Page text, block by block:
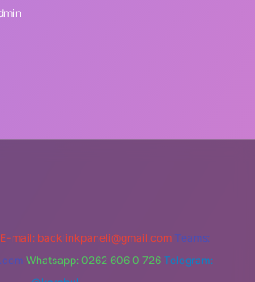
E-mail: backlinkpaneli@gmail.com Teams:
Whatsapp: 0262 606 0 726 Telegram: